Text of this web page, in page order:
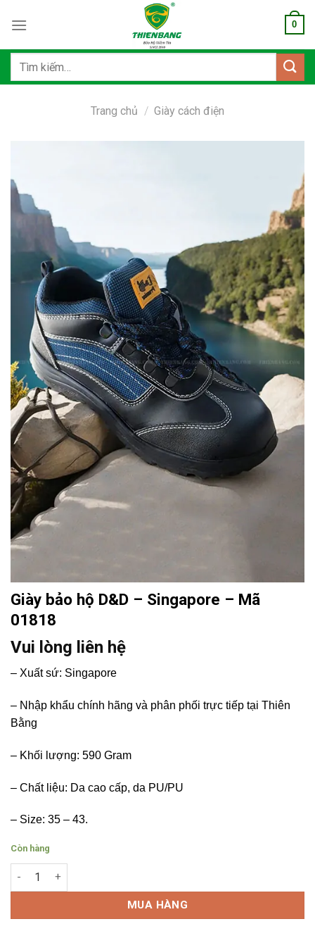
qua
dung
0
Tìm
Trang chủ / Giày cách điện
Giày bảo hộ D&D – Singapore – Mã
01818
Vui lòng liên hệ
– Xuất sứ: Singapore
– Nhập khẩu chính hãng và phân phối trực tiếp tại Thiên
Bằng
– Khối lượng: 590 Gram
– Chất liệu: Da cao cấp, da PU/PU
– Size: 35 – 43.
Còn hàng
Giày bảo hộ D&D - Singapore - Mã 01818 số lượng
MUA HÀNG